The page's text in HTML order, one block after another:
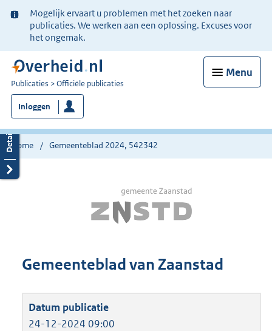
Ter
informatie:
Mogelijk ervaart u problemen met het zoeken naar
publicaties. We werken aan een oplossing. Excuses voor
het ongemak.
Menu
U
bent
nu
hier:
Publicaties Officiële publicaties
Inloggen
Home Gemeenteblad 2024, 542342
Gemeenteblad van Zaanstad
24-12-2024 09:00